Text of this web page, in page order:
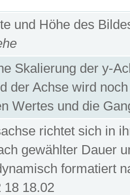
und Höhe des
Skalierung der y-
der Achse wird
Wertes und die
richtet sich in
gewählter Dauer
formatiert
18 18.02